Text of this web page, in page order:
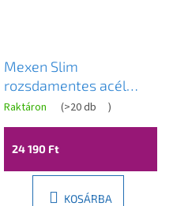
Mexen Slim
rozsdamentes acél
zuhanyfej 40 x 40 cm,
króm, 79140-00
Raktáron (>20 db )
24 190 Ft
KOSÁRBA